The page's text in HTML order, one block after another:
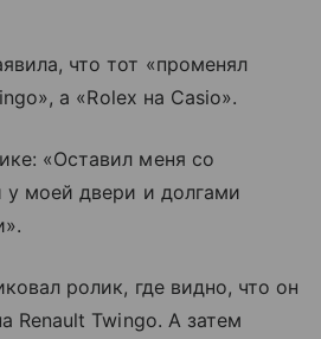
что тот «променял
а «Rolex на Casio».
«Оставил меня со
у моей двери и долгами
ролик, где видно, что он
Renault Twingo. А затем